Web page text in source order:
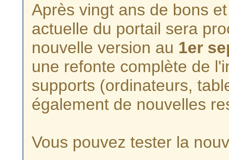
Après vingt ans de bons
actuelle du portail sera
nouvelle version au 1er
une refonte complète de
supports (ordinateurs,
également de nouvelles
Vous pouvez tester la